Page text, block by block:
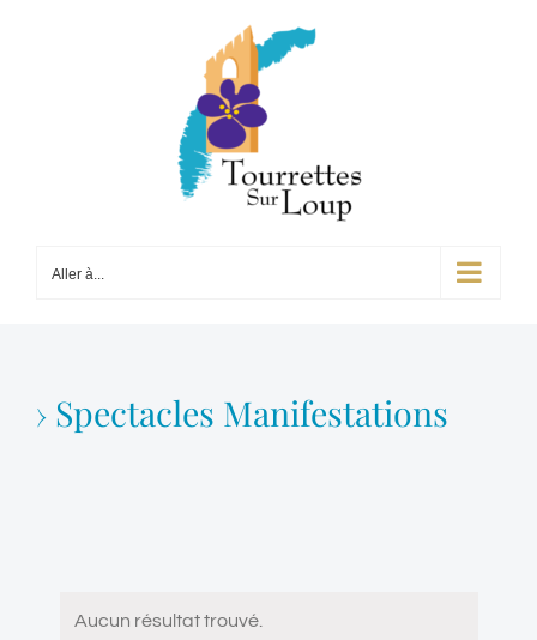
Aller à...
› Spectacles Manifestations
Aucun résultat trouvé.